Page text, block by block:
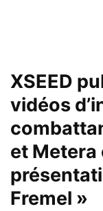
XSEED
vidéos
et Metera
Fremel »